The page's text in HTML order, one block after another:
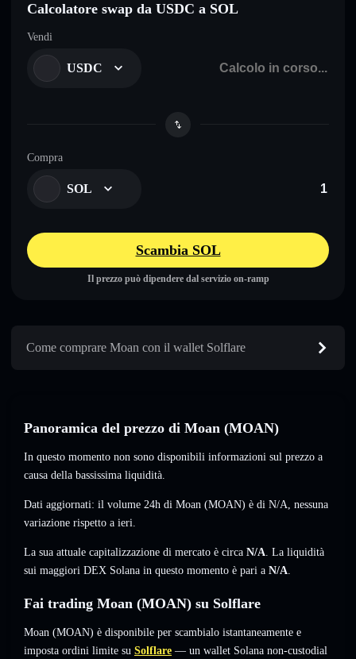
Calcolatore swap da USDC a SOL
Vendi
USDC
Compra
SOL
Scambia SOL
Il prezzo può dipendere dal servizio on-ramp
Come comprare Moan con il wallet Solflare
Panoramica del prezzo di Moan (MOAN)
In questo momento non sono disponibili informazioni sul prezzo a
causa della bassissima liquidità.
Dati aggiornati: il volume 24h di Moan (MOAN) è di N/A, nessuna
variazione rispetto a ieri.
La sua attuale capitalizzazione di mercato è circa N/A. La liquidità
sui maggiori DEX Solana in questo momento è pari a N/A.
Fai trading Moan (MOAN) su Solflare
Moan (MOAN) è disponibile per scambialo istantaneamente e
imposta ordini limite su Solflare — un wallet Solana non-custodial